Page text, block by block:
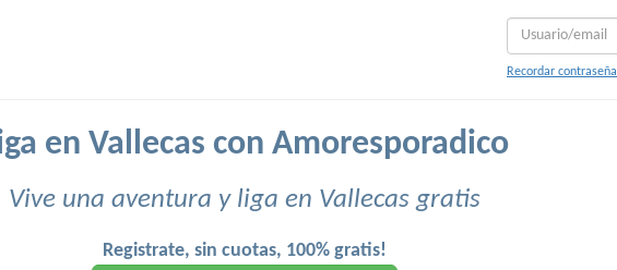
Recordar contraseña
en Vallecas con Amoresporadico
Vive una aventura y liga en Vallecas gratis
Registrate, sin cuotas, 100% gratis!